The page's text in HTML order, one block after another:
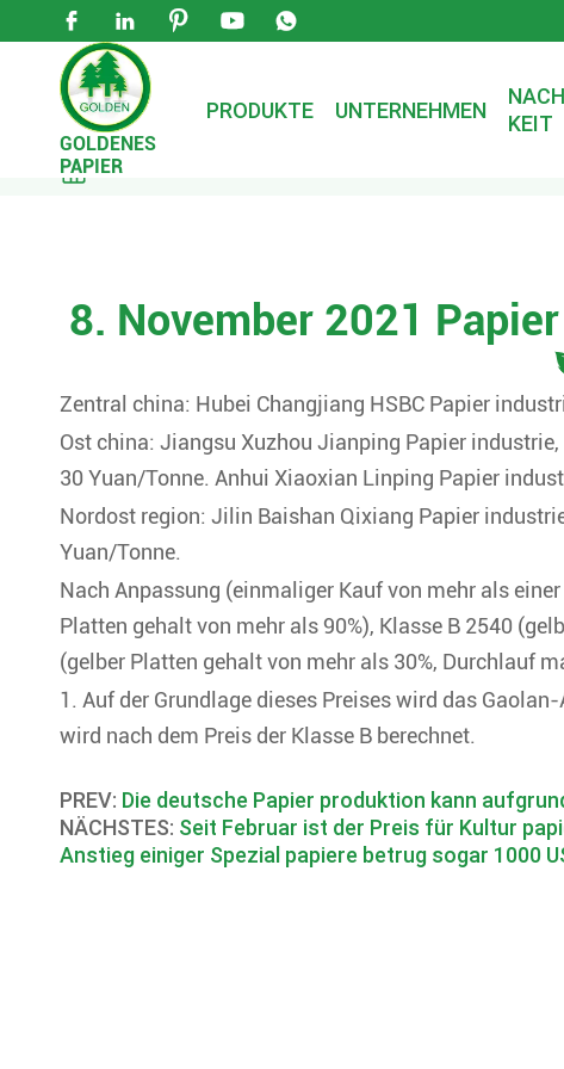
    
GOLDENES
PAPIER
PRODUKTE UNTERNEHMEN
KEIT
 Zuhause
8. November 2021
Zentral china: Hubei Changjiang HSBC Papier
Ost china: Jiangsu Xuzhou Jianping Papier
30 Yuan/Tonne. Anhui Xiaoxian Linping Papier
Nordost region: Jilin Baishan Qixiang Papier
Yuan/Tonne.
Nach Anpassung (einmaliger Kauf von mehr als
Platten gehalt von mehr als 90%), Klasse B 2540
(gelber Platten gehalt von mehr als 30%, Durchlauf
1. Auf der Grundlage dieses Preises wird das
wird nach dem Preis der Klasse B berechnet.
PREV: Die deutsche Papier produktion kann
NÄCHSTES: Seit Februar ist der Preis für Kultur
Anstieg einiger Spezial papiere betrug sogar 1000